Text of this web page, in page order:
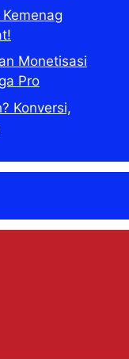
Monetisasi
Pro
Konversi,